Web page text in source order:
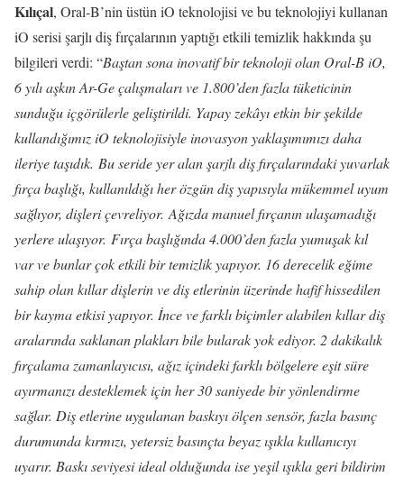
Kılıçal, Oral-B’nin üstün iO teknolojisi ve bu teknolojiyi kullanan
iO serisi şarjlı diş fırçalarının yaptığı etkili temizlik hakkında şu
bilgileri verdi: “Baştan sona inovatif bir teknoloji olan Oral-B iO,
6 yılı aşkın Ar-Ge çalışmaları ve 1.800’den fazla tüketicinin
sunduğu içgörülerle geliştirildi. Yapay zekâyı etkin bir şekilde
kullandığımız iO teknolojisiyle inovasyon yaklaşımımızı daha
ileriye taşıdık. Bu seride yer alan şarjlı diş fırçalarındaki yuvarlak
fırça başlığı, kullanıldığı her özgün diş yapısıyla mükemmel uyum
sağlıyor, dişleri çevreliyor. Ağızda manuel fırçanın ulaşamadığı
yerlere ulaşıyor. Fırça başlığında 4.000’den fazla yumuşak kıl
var ve bunlar çok etkili bir temizlik yapıyor. 16 derecelik eğime
sahip olan kıllar dişlerin ve diş etlerinin üzerinde hafif hissedilen
bir kayma etkisi yapıyor. İnce ve farklı biçimler alabilen kıllar diş
aralarında saklanan plakları bile bularak yok ediyor. 2 dakikalık
fırçalama zamanlayıcısı, ağız içindeki farklı bölgelere eşit süre
ayırmanızı desteklemek için her 30 saniyede bir yönlendirme
sağlar. Diş etlerine uygulanan baskıyı ölçen sensör, fazla basınç
durumunda kırmızı, yetersiz basınçta beyaz ışıkla kullanıcıyı
uyarır. Baskı seviyesi ideal olduğunda ise yeşil ışıkla geri bildirim